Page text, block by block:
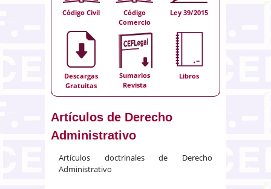
Código Civil
Código
Comercio
Ley 39/2015
Descargas
Gratuitas
Sumarios
Revista
Libros
Artículos de Derecho
Administrativo
Artículos doctrinales de Derecho
Administrativo